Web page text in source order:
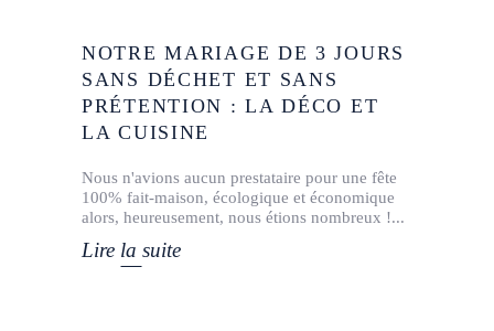
NOTRE MARIAGE DE 3 JOURS
SANS DÉCHET ET SANS
PRÉTENTION : LA DÉCO ET
LA CUISINE
Nous n'avions aucun prestataire pour une fête
100% fait-maison, écologique et économique
alors, heureusement, nous étions nombreux !
Lire la suite